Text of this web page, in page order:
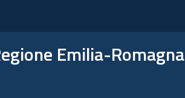
Emilia-Romagna